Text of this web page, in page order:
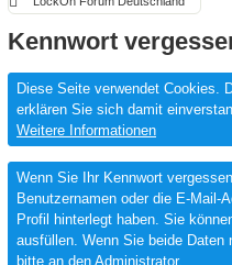
Kennwort
Diese Seite verwendet Cookies.
erklären Sie sich damit
Weitere Informationen
Wenn Sie Ihr Kennwort
Benutzernamen oder die E-Mail-
Profil hinterlegt haben. Sie
ausfüllen. Wenn Sie beide
bitte an den Administrator.